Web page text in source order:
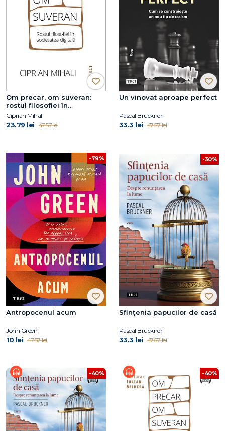
Om precar, om suveran:
rostul filosofiei în
societatea digitală
Ciprian Mihali
23.79 lei 47.57 lei
Un vinovat aproape perfect
Pascal Bruckner
33.3 lei 47.57 lei
-79%
Antropocenul acum
John Green
10 lei 47.57 lei
-30%
Sfințenia papucilor de casă
Pascal Bruckner
33.3 lei 47.57 lei
-40% -40%